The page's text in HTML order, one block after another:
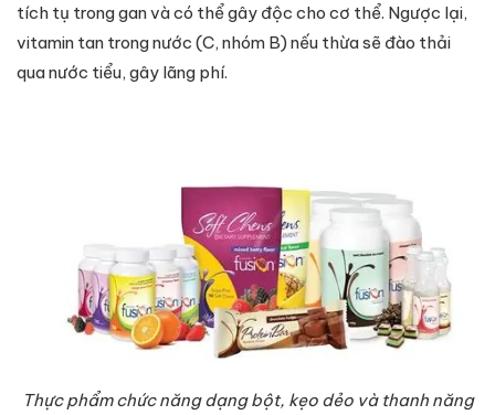
tích tụ trong gan và có thể gây độc cho cơ thể. Ngược lại,
vitamin tan trong nước (C, nhóm B) nếu thừa sẽ đào thải
qua nước tiểu, gây lãng phí.
Thực phẩm chức năng dạng bột, kẹo dẻo và thanh năng